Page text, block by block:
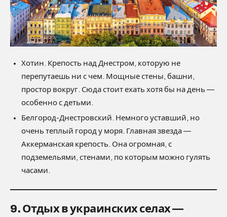
Хотин. Крепость над Днестром, которую не
перепутаешь ни с чем. Мощные стены, башни,
простор вокруг. Сюда стоит ехать хотя бы на день —
особенно с детьми.
Белгород-Днестровский. Немного уставший, но
очень теплый город у моря. Главная звезда —
Аккерманская крепость. Она огромная, с
подземельями, стенами, по которым можно гулять
часами.
9. Отдых в украинских селах —